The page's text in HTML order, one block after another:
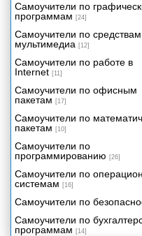
Самоучители по
программам [24]
Самоучители по средствам
мультимедиа [12]
Самоучители по работе в
Internet [11]
Самоучители по офисным
пакетам [17]
Самоучители по
пакетам [10]
Самоучители по
программированию [26]
Самоучители по
системам [16]
Самоучители по
Самоучители по
программам [14]